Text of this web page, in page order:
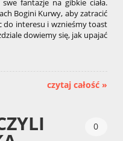
fantazje na gibkie ciała.
Bogini Kurwy, aby zatracić
do interesu i wznieśmy toast
dowiemy się, jak upajać
czytaj całość »
0